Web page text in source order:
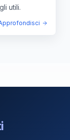
utili.